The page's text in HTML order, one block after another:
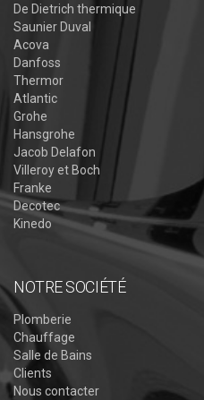
De Dietrich thermique
Saunier Duval
Acova
Danfoss
Thermor
Atlantic
Grohe
Hansgrohe
Jacob Delafon
Villeroy et Boch
Franke
Decotec
Kinedo
NOTRE SOCIÉTÉ
Plomberie
Chauffage
Salle de Bains
Clients
Nous contacter